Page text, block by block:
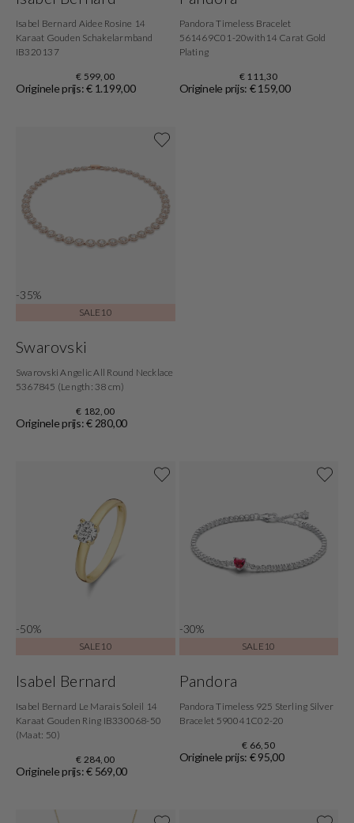
Isabel Bernard Aidee Rosine 14
Karaat Gouden Schakelarmband
IB320137
€ 599,00
Originele prijs: € 1.199,00
Pandora Timeless Bracelet
561469C01-20with14 Carat Gold
Plating
€ 111,30
Originele prijs: € 159,00
-35%
SALE10
Swarovski
Swarovski Angelic All Round Necklace
5367845 (Length: 38 cm)
€ 182,00
Originele prijs: € 280,00
-50%
SALE10
Isabel Bernard
Isabel Bernard Le Marais Soleil 14
Karaat Gouden Ring IB330068-50
(Maat: 50)
€ 284,00
Originele prijs: € 569,00
-30%
SALE10
Pandora
Pandora Timeless 925 Sterling Silver
Bracelet 590041C02-20
€ 66,50
Originele prijs: € 95,00